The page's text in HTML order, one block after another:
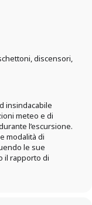
discensori,
insindacabile
meteo e di
l’escursione.
modalità di
le sue
il rapporto di